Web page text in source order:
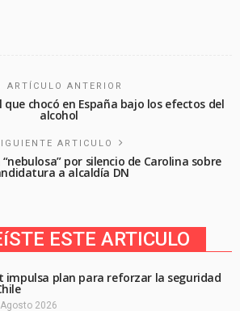
ARTÍCULO ANTERIOR
que chocó en España bajo los efectos del
alcohol
ARTICULO
por silencio de Carolina sobre
a alcaldía DN
ESTE ARTICULO
impulsa plan para reforzar la seguridad
2026